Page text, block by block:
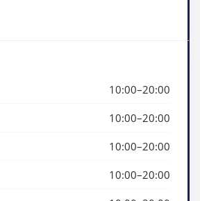
10:00–20:00
10:00–20:00
10:00–20:00
10:00–20:00